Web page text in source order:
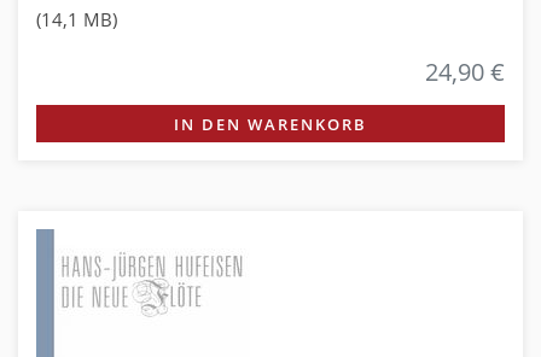
(14,1 MB)
24,90 €
IN DEN WARENKORB